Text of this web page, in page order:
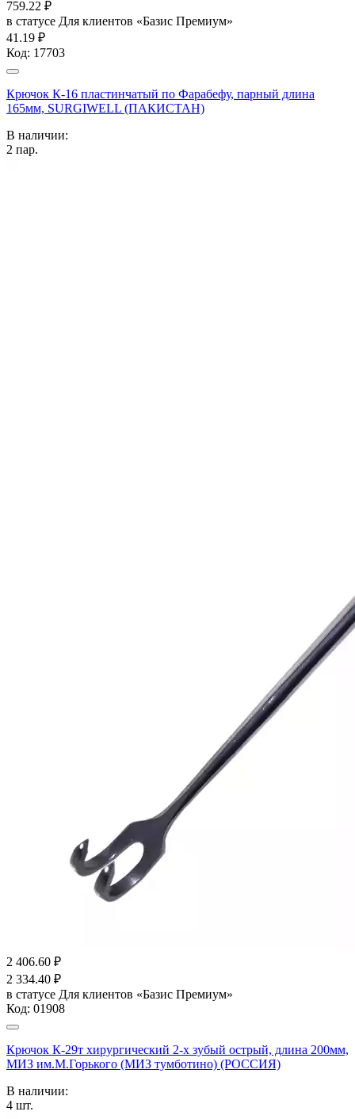
759.22 ₽
в статусе Для клиентов «Базис Премиум»
41.19 ₽
Код: 17703
Крючок К-16 пластинчатый по Фарабефу, парный длина
165мм, SURGIWELL (ПАКИСТАН)
В наличии:
2 пар.
2 406.60 ₽
2 334.40 ₽
в статусе Для клиентов «Базис Премиум»
Код: 01908
Крючок К-29т хирургический 2-х зубый острый, длина 200мм,
МИЗ им.М.Горького (МИЗ тумботино) (РОССИЯ)
В наличии:
4 шт.